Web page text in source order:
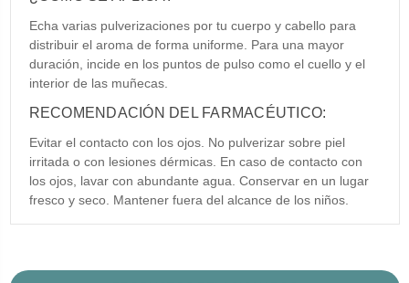
Echa varias pulverizaciones por tu cuerpo y cabello para
distribuir el aroma de forma uniforme. Para una mayor
duración, incide en los puntos de pulso como el cuello y el
interior de las muñecas.
RECOMENDACIÓN DEL FARMACÉUTICO:
Evitar el contacto con los ojos. No pulverizar sobre piel
irritada o con lesiones dérmicas. En caso de contacto con
los ojos, lavar con abundante agua. Conservar en un lugar
fresco y seco. Mantener fuera del alcance de los niños.